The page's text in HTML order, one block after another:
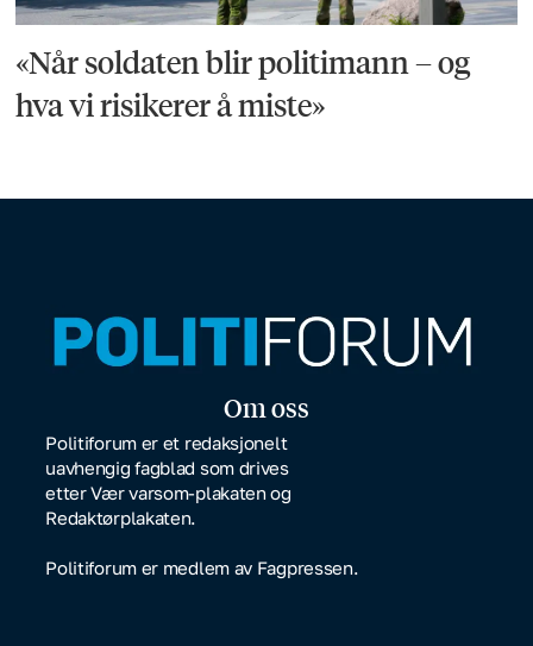
«Når soldaten blir politimann – og
hva vi risikerer å miste»
Om oss
Politiforum er et redaksjonelt
uavhengig fagblad som drives
etter Vær varsom-plakaten og
Redaktørplakaten.
Politiforum er medlem av Fagpressen.